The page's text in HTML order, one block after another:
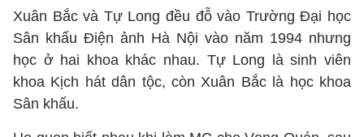
Xuân Bắc và Tự Long đều đỗ vào Trường Đại học
Sân khấu Điện ảnh Hà Nội vào năm 1994 nhưng
học ở hai khoa khác nhau. Tự Long là sinh viên
khoa Kịch hát dân tộc, còn Xuân Bắc là học khoa
Sân khấu.